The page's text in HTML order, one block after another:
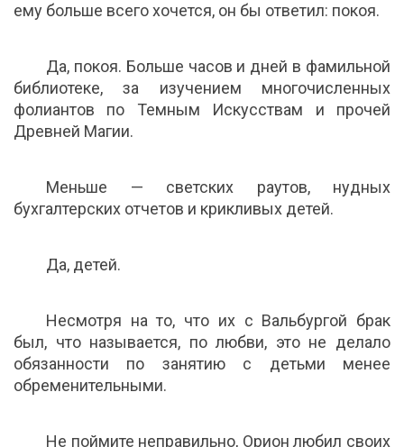
ему больше всего хочется, он бы ответил: покоя.
Да, покоя. Больше часов и дней в фамильной
библиотеке, за изучением многочисленных
фолиантов по Темным Искусствам и прочей
Древней Магии.
Меньше — светских раутов, нудных
бухгалтерских отчетов и крикливых детей.
Да, детей.
Несмотря на то, что их с Вальбургой брак
был, что называется, по любви, это не делало
обязанности по занятию с детьми менее
обременительными.
Не поймите неправильно, Орион любил своих